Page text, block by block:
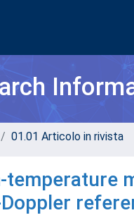
01.01 Articolo in rivista